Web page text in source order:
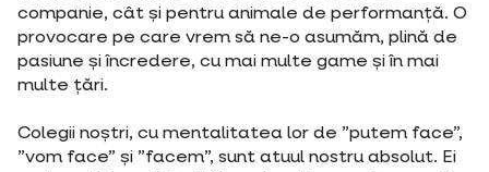
companie, cât și pentru animale de performanță. O
provocare pe care vrem să ne-o asumăm, plină de
pasiune și încredere, cu mai multe game și în mai
multe țări.
Colegii noștri, cu mentalitatea lor de ”putem face”,
”vom face” și ”facem”, sunt atuul nostru absolut. Ei